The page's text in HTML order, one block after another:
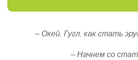
– Окей, Гугл, как стать
– Начнем со